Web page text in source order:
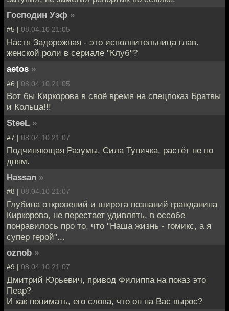
Господин Уэф »
#5 | 08.04.10 21:05
Настя Задорожная - это исполнительница глав.
женской роли в сериале "Клуб"?
aetos »
#6 | 08.04.10 21:05
Вот бы Киркорова в своё время на спецпоказ Братвы
и Кольца!!!
SteeL »
#7 | 08.04.10 21:07
Подчиняющая Разумы, Сила Тупичка, растёт не по
дням.
Hassan »
#8 | 08.04.10 21:07
Глубина откровений и широта познаний гражданина
Киркорова, не перестает удивлять, в оссобе
понравилось про то, что "Наша жизнь - гомикс, а я
супер герой"...
oznob »
#9 | 08.04.10 21:07
Дмитрий Юрьевич, привод Филиппа на показ это
Пеар?
И как понимать, его слова, что он на Вас вырос?